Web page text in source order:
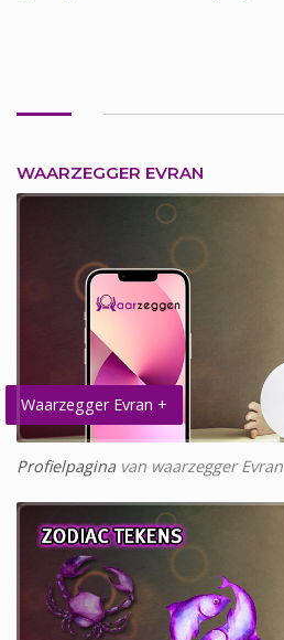
WAARZEGGER EVRAN
Waarzegger Evran +
Profielpaginavan waarzegger Evran